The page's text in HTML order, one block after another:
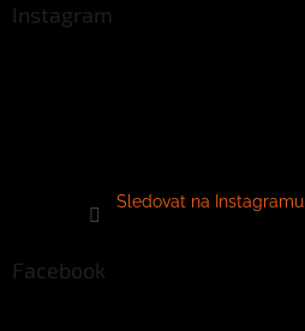
Instagram
Sledovat na Instagramu
Facebook